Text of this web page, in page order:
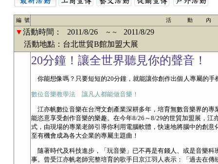
編 號 活 動 內
▼活動時間： 2011/8/26 ～～
2011/8/29
活動地點：台北世貿B館加盟大展
20分鐘！讓全世界聽見你的聲音！
你能想像嗎？只要短短的20分鐘，就能讓你創作出個人專屬的手
數位音樂教學法 讓凡人都能做音樂！
江亦帆數位音樂在台灣文創產業深耕多年，培育無數音樂界的專
能恣意享受創作音樂的樂趣。在今年8/26～8/29的世貿加盟展，
式，由現場的專業老師引導你利用電腦軟體，快速地將腦中的創
至有機會成為各大企業的專屬主題曲！
隨著時代及科技進步，「玩音樂」已不再是有錢人、或是音樂科
事。曾受江亦帆老師完整培育的歌手日京江羽人表示：「過去在